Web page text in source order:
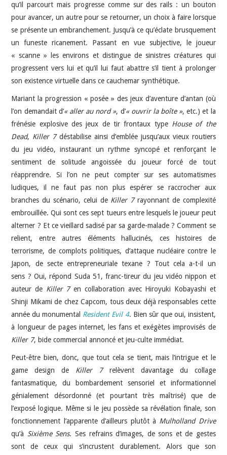
qu’il parcourt mais progresse comme sur des rails : un bouton
pour avancer, un autre pour se retourner, un choix à faire lorsque
se présente un embranchement. Jusqu’à ce qu’éclate brusquement
un funeste ricanement. Passant en vue subjective, le joueur
« scanne » les environs et distingue de sinistres créatures qui
progressent vers lui et qu’il lui faut abattre s’il tient à prolonger
son existence virtuelle dans ce cauchemar synthétique.
Mariant la progression « posée » des jeux d’aventure d’antan (où
l’on demandait d’« aller au nord », d’« ouvrir la boîte », etc.) et la
frénésie explosive des jeux de tir frontaux type House of the
Dead, Killer 7déstabilise ainsi d’emblée jusqu’aux vieux routiers
du jeu vidéo, instaurant un rythme syncopé et renforçant le
sentiment de solitude angoissée du joueur forcé de tout
réapprendre. Si l’on ne peut compter sur ses automatismes
ludiques, il ne faut pas non plus espérer se raccrocher aux
branches du scénario, celui de Killer 7rayonnant de complexité
embrouillée. Qui sont ces sept tueurs entre lesquels le joueur peut
alterner ? Et ce vieillard sadisé par sa garde-malade ? Comment se
relient, entre autres éléments hallucinés, ces histoires de
terrorisme, de complots politiques, d’attaque nucléaire contre le
Japon, de secte entrepreneuriale texane ? Tout cela a-t-il un
sens ? Oui, répond Suda 51, franc-tireur du jeu vidéo nippon et
auteur de Killer 7en collaboration avec Hiroyuki Kobayashi et
Shinji Mikami de chez Capcom, tous deux déjà responsables cette
année du monumental Resident Evil 4. Bien sûr que oui, insistent,
à longueur de pages internet, les fans et exégètes improvisés de
Killer 7, bide commercial annoncé et jeu-culte immédiat.
Peut-être bien, donc, que tout cela se tient, mais l’intrigue et le
game design de Killer 7relèvent davantage du collage
fantasmatique, du bombardement sensoriel et informationnel
génialement désordonné (et pourtant très maîtrisé) que de
l’exposé logique. Même si le jeu possède sa révélation finale, son
fonctionnement l’apparente d’ailleurs plutôt à Mulholland Drive
qu’à Sixième Sens. Ses refrains d’images, de sons et de gestes
sont de ceux qui s’incrustent durablement. Alors que son